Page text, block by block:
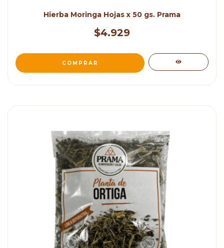
Hierba Moringa Hojas x 50 gs. Prama
$4.929